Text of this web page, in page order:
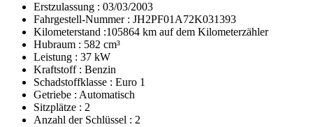
Erstzulassung : 03/03/2003
Fahrgestell-Nummer : JH2PF01A72K031393
Kilometerstand :105864 km auf dem Kilometerzähler
Hubraum : 582 cm³
Leistung : 37 kW
Kraftstoff : Benzin
Schadstoffklasse : Euro 1
Getriebe : Automatisch
Sitzplätze : 2
Anzahl der Schlüssel : 2